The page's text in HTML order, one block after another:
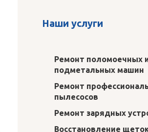
Наши услуги
Ремонт поломоечных
подметальных машин
Ремонт
пылесосов
Ремонт зарядных
Восстановление